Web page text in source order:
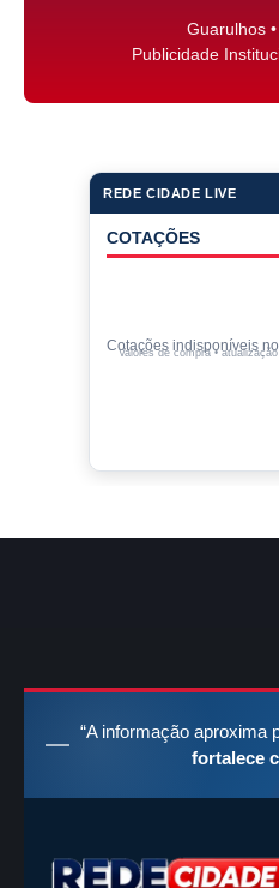
Guarulhos
Publicidade
REDE CIDADE LIVE
COTAÇÕES
Cotações indisponíveis no
Valores de compra •
“A informação aproxima
fortalece